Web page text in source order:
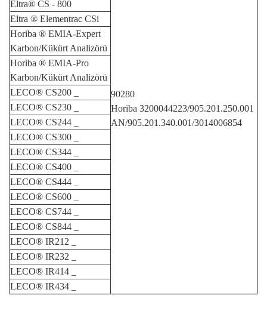
90280
Horiba 3200044223/905.201.250.001
AN/905.201.340.001/3014006854
Eltra® CS - 800
Eltra ® Elementrac CSi
Horiba ® EMIA-Expert
Karbon/Kükürt Analizörü
Horiba ® EMIA-Pro
Karbon/Kükürt Analizörü
LECO® CS200
LECO® CS230
LECO® CS244
LECO® CS300
LECO® CS344
LECO® CS400
LECO® CS444
LECO® CS600
LECO® CS744
LECO® CS844
LECO® IR212
LECO® IR232
LECO® IR414
LECO® IR434